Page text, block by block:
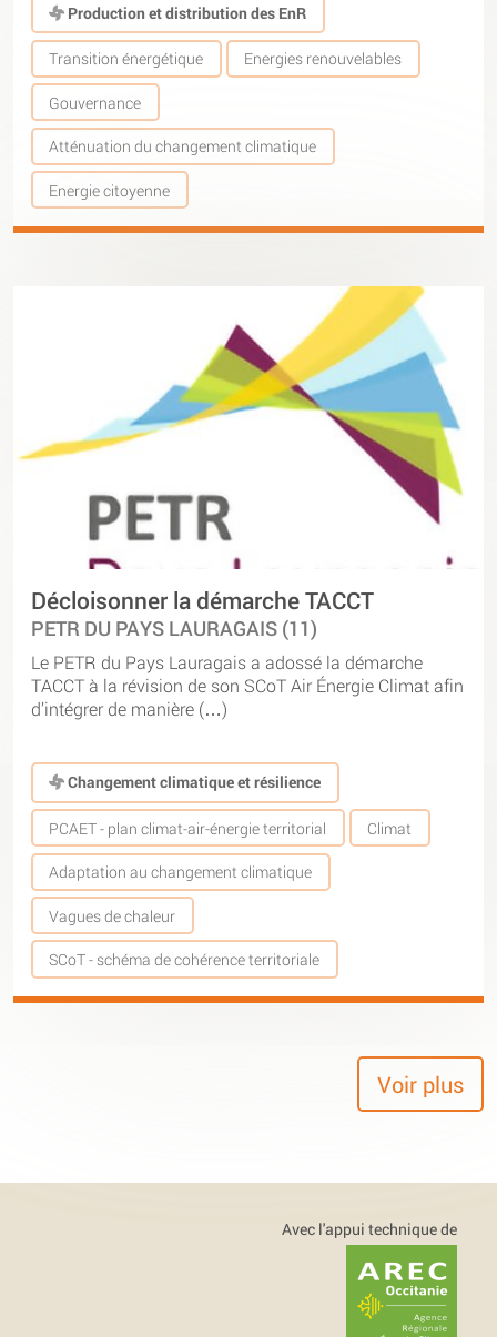
Production et distribution des EnR
Transition énergétique Energies renouvelables
Gouvernance
Atténuation du changement climatique
Energie citoyenne
Décloisonner la démarche TACCT
PETR DU PAYS LAURAGAIS (11)
Le PETR du Pays Lauragais a adossé la démarche
TACCT à la révision de son SCoT Air Énergie Climat afin
d’intégrer de manière (…)
Changement climatique et résilience
PCAET - plan climat-air-énergie territorial Climat
Adaptation au changement climatique
Vagues de chaleur
SCoT - schéma de cohérence territoriale
Voir plus
Avec l'appui technique de